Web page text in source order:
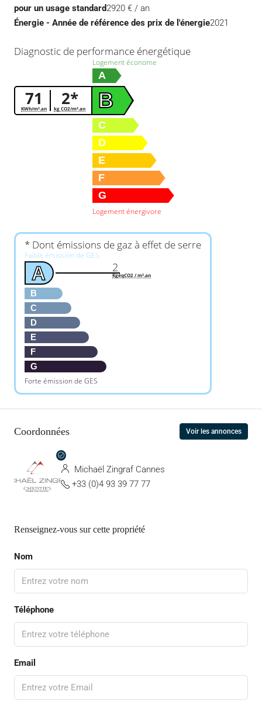
pour un usage standard2920 € / an
Énergie - Année de référence des prix de l'énergie2021
Diagnostic de performance énergétique
71
KWh/m².an 2*
kg CO2/m².an
Logement économe
A
B
C
D
E
F
G
Logement énergivore
* Dont émissions de gaz à effet de serre
Faible émission de GES
A
B
C
D
E
F
G
Forte émission de GES
2
KgéqCO2 / m².an
Coordonnées Voir les annonces
Michaël Zingraf Cannes
+33 (0)4 93 39 77 77
Renseignez-vous sur cette propriété
Nom
Téléphone
Email